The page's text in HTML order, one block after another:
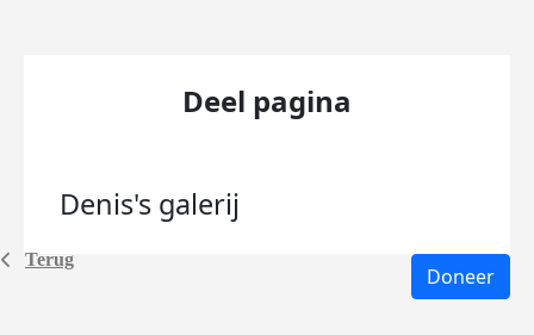
Terug
Deel pagina
Denis's galerij
Doneer